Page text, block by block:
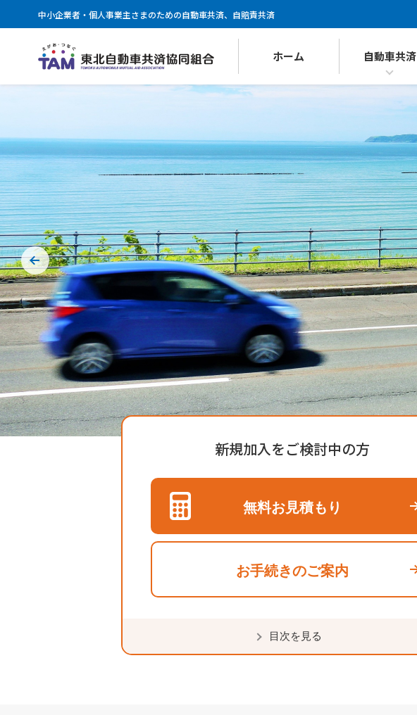
中小企業者・個人事業主さまのための自動車共済、自賠責共済
ホーム 自動車共済
新規加入をご検討中の方
無料お見積もり
お手続きのご案内
目次を見る